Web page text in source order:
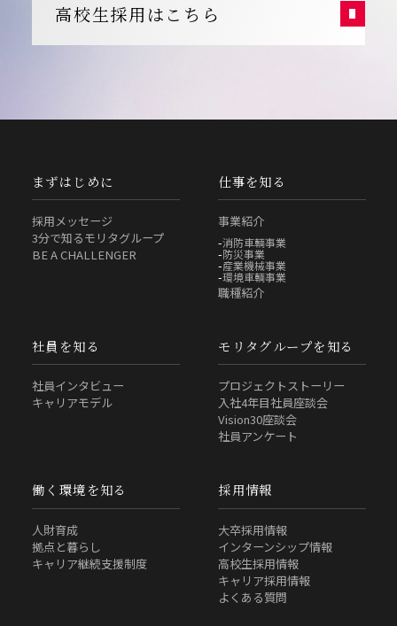
高校生採用はこちら
まずはじめに
採用メッセージ
3分で知るモリタグループ
BE A CHALLENGER
仕事を知る
事業紹介
消防車輌事業
防災事業
産業機械事業
環境車輌事業
職種紹介
社員を知る
社員インタビュー
キャリアモデル
モリタグループを知る
プロジェクトストーリー
入社4年目社員座談会
Vision30座談会
社員アンケート
働く環境を知る
人財育成
拠点と暮らし
キャリア継続支援制度
採用情報
大卒採用情報
インターンシップ情報
高校生採用情報
キャリア採用情報
よくある質問